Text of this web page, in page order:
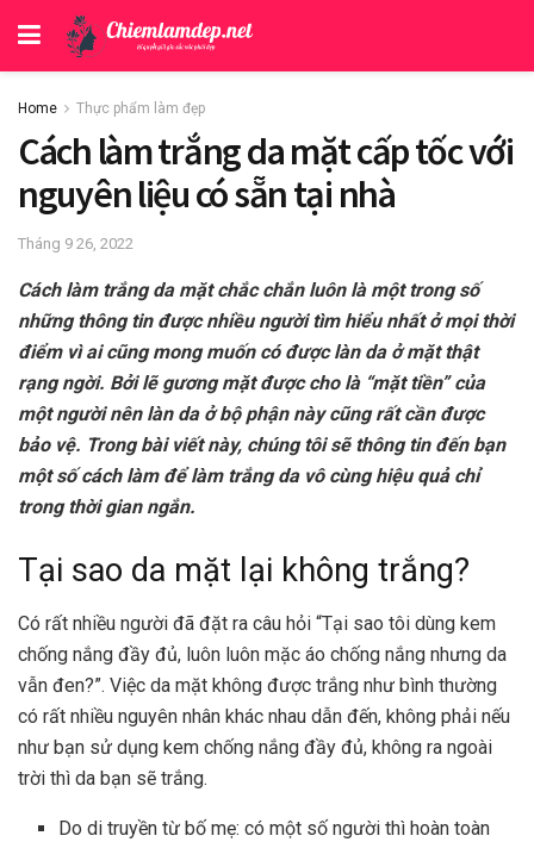
Home Thực phẩm làm đẹp
Cách làm trắng da mặt cấp tốc với
nguyên liệu có sẵn tại nhà
Tháng 9 26, 2022
Cách làm trắng da mặt chắc chắn luôn là một trong số
những thông tin được nhiều người tìm hiểu nhất ở mọi thời
điểm vì ai cũng mong muốn có được làn da ở mặt thật
rạng ngời. Bởi lẽ gương mặt được cho là “mặt tiền” của
một người nên làn da ở bộ phận này cũng rất cần được
bảo vệ. Trong bài viết này, chúng tôi sẽ thông tin đến bạn
một số cách làm để làm trắng da vô cùng hiệu quả chỉ
trong thời gian ngắn.
Tại sao da mặt lại không trắng?
Có rất nhiều người đã đặt ra câu hỏi “Tại sao tôi dùng kem
chống nắng đầy đủ, luôn luôn mặc áo chống nắng nhưng da
vẫn đen?”. Việc da mặt không được trắng như bình thường
có rất nhiều nguyên nhân khác nhau dẫn đến, không phải nếu
như bạn sử dụng kem chống nắng đầy đủ, không ra ngoài
trời thì da bạn sẽ trắng.
Do di truyền từ bố mẹ: có một số người thì hoàn toàn